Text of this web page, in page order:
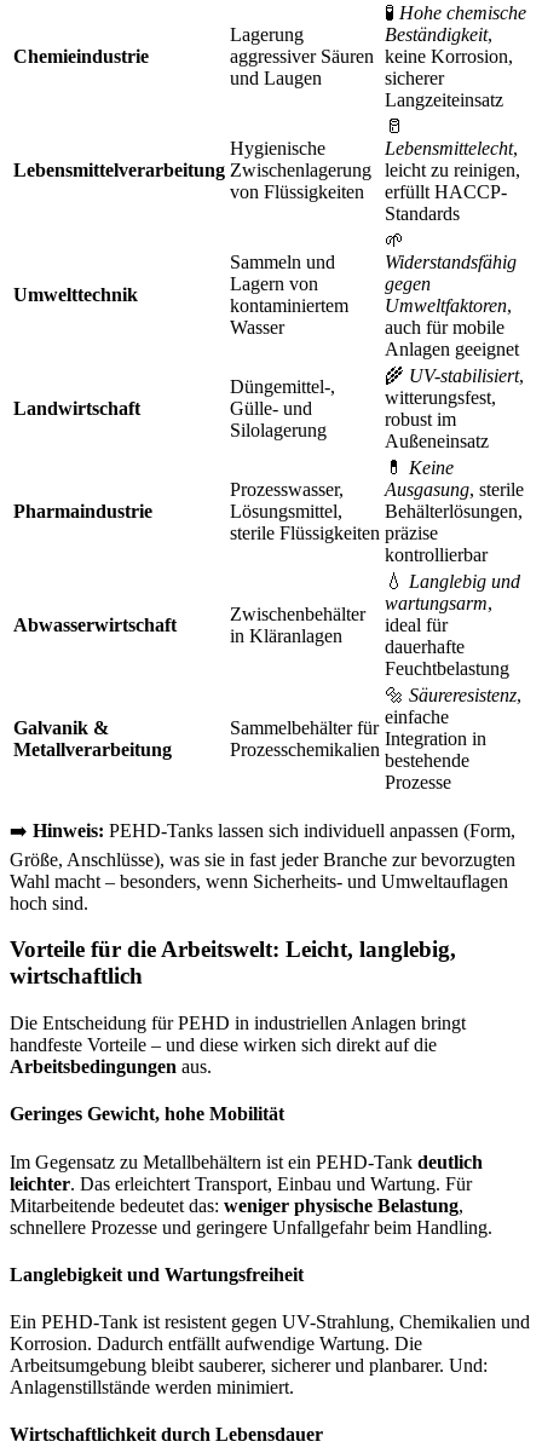
Chemieindustrie
Lagerung
aggressiver Säuren
und Laugen
🧪 Hohe chemische
Beständigkeit,
keine Korrosion,
sicherer
Langzeiteinsatz
Lebensmittelverarbeitung
Hygienische
Zwischenlagerung
von Flüssigkeiten
🥛
Lebensmittelecht,
leicht zu reinigen,
erfüllt HACCP-
Standards
Umwelttechnik
Sammeln und
Lagern von
kontaminiertem
Wasser
🌱
Widerstandsfähig
gegen
Umweltfaktoren,
auch für mobile
Anlagen geeignet
Landwirtschaft
Düngemittel-,
Gülle- und
Silolagerung
🌾 UV-stabilisiert,
witterungsfest,
robust im
Außeneinsatz
Pharmaindustrie
Prozesswasser,
Lösungsmittel,
sterile Flüssigkeiten
💊 Keine
Ausgasung, sterile
Behälterlösungen,
präzise
kontrollierbar
Abwasserwirtschaft
Zwischenbehälter
in Kläranlagen
💧 Langlebig und
wartungsarm,
ideal für
dauerhafte
Feuchtbelastung
Galvanik &
Metallverarbeitung
Sammelbehälter für
Prozesschemikalien
🔩 Säureresistenz,
einfache
Integration in
bestehende
Prozesse
➡️ Hinweis: PEHD-Tanks lassen sich individuell anpassen (Form,
Größe, Anschlüsse), was sie in fast jeder Branche zur bevorzugten
Wahl macht – besonders, wenn Sicherheits- und Umweltauflagen
hoch sind.
Vorteile für die Arbeitswelt: Leicht, langlebig,
wirtschaftlich
Die Entscheidung für PEHD in industriellen Anlagen bringt
handfeste Vorteile – und diese wirken sich direkt auf die
Arbeitsbedingungen aus.
Geringes Gewicht, hohe Mobilität
Im Gegensatz zu Metallbehältern ist ein PEHD-Tank deutlich
leichter. Das erleichtert Transport, Einbau und Wartung. Für
Mitarbeitende bedeutet das: weniger physische Belastung,
schnellere Prozesse und geringere Unfallgefahr beim Handling.
Langlebigkeit und Wartungsfreiheit
Ein PEHD-Tank ist resistent gegen UV-Strahlung, Chemikalien und
Korrosion. Dadurch entfällt aufwendige Wartung. Die
Arbeitsumgebung bleibt sauberer, sicherer und planbarer. Und:
Anlagenstillstände werden minimiert.
Wirtschaftlichkeit durch Lebensdauer